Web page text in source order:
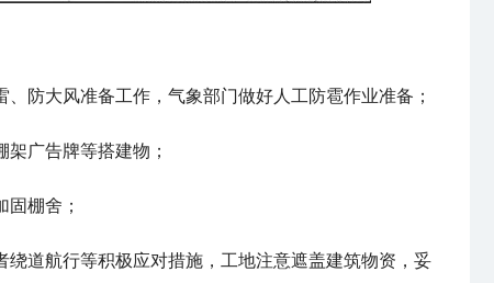
防大风准备工作，气象部门做好人工防雹作业准备；
广告牌等搭建物；
棚舍；
道航行等积极应对措施，工地注意遮盖建筑物资，妥